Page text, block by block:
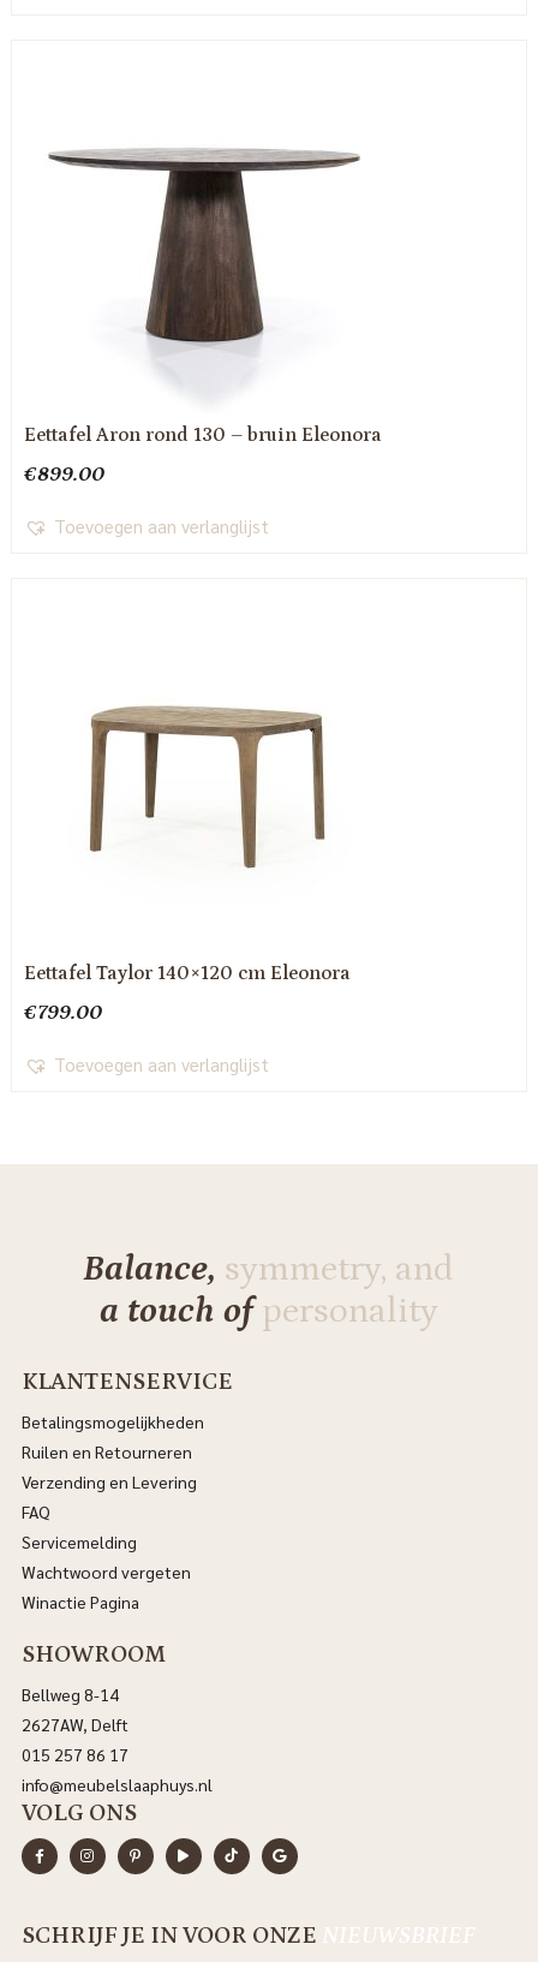
Eettafel Aron rond 130 – bruin Eleonora
€899.00
Toevoegen aan verlanglijst
Eettafel Taylor 140×120 cm Eleonora
€799.00
Toevoegen aan verlanglijst
Balance, symmetry, and
a touch ofpersonality
KLANTENSERVICE
Betalingsmogelijkheden
Ruilen en Retourneren
Verzending en Levering
FAQ
Servicemelding
Wachtwoord vergeten
Winactie Pagina
SHOWROOM
Bellweg 8-14
2627AW, Delft
015 257 86 17
info@meubelslaaphuys.nl
VOLG ONS
SCHRIJF JE IN VOOR ONZE NIEUWSBRIEF